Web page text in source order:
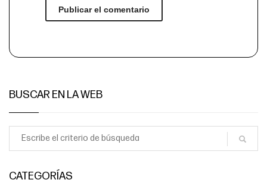
BUSCAR EN LA WEB
CATEGORÍAS